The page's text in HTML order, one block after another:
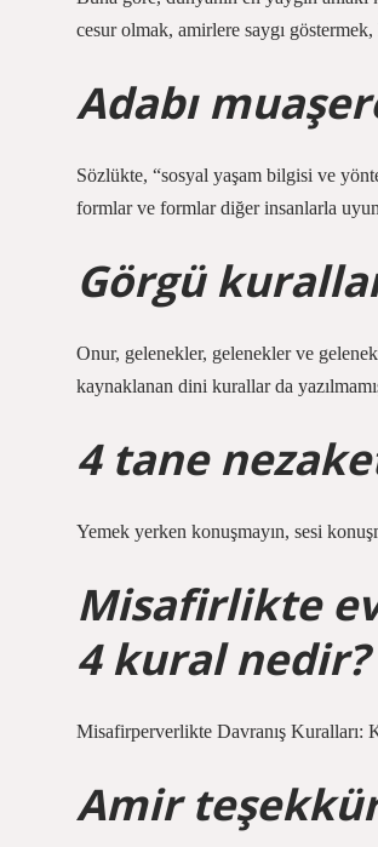
cesur olmak, amirlere saygı
Adabı
Sözlükte, “sosyal yaşam bilgisi ve
formlar ve formlar diğer insanlarla
Görgü
Onur, gelenekler, gelenekler ve
kaynaklanan dini kurallar da
4 tane
Yemek yerken konuşmayın, sesi
Misafirlikte
4 kural nedir?
Misafirperverlikte Davranış Kuralları:
Amir